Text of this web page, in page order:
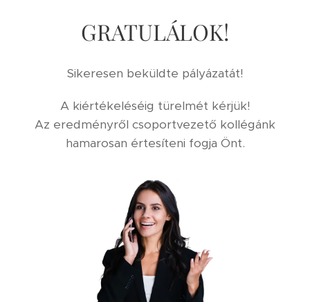
GRATULÁLOK!
Sikeresen beküldte pályázatát!
A kiértékeléséig türelmét kérjük!
Az eredményről csoportvezető kollégánk
hamarosan értesíteni fogja Önt.